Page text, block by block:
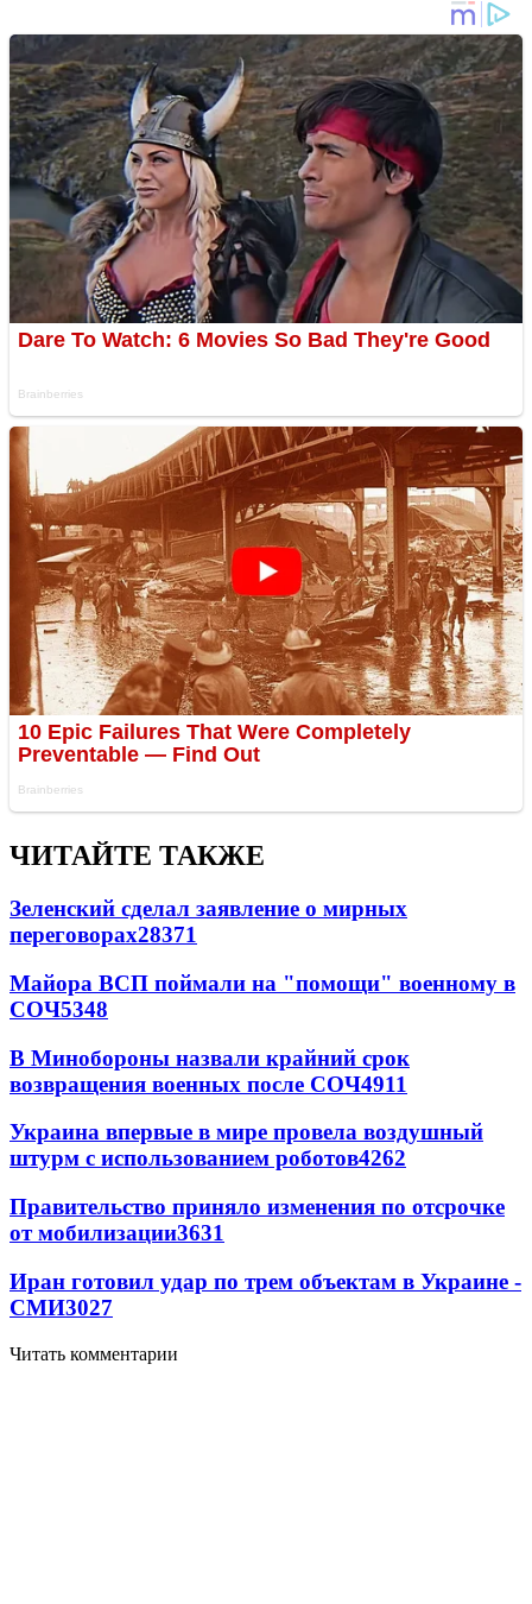
ЧИТАЙТЕ ТАКЖЕ
Зеленский сделал заявление о мирных
переговорах28371
Майора ВСП поймали на "помощи" военному в
СОЧ5348
В Минобороны назвали крайний срок
возвращения военных после СОЧ4911
Украина впервые в мире провела воздушный
штурм с использованием роботов4262
Правительство приняло изменения по отсрочке
от мобилизации3631
Иран готовил удар по трем объектам в Украине -
СМИ3027
Читать комментарии